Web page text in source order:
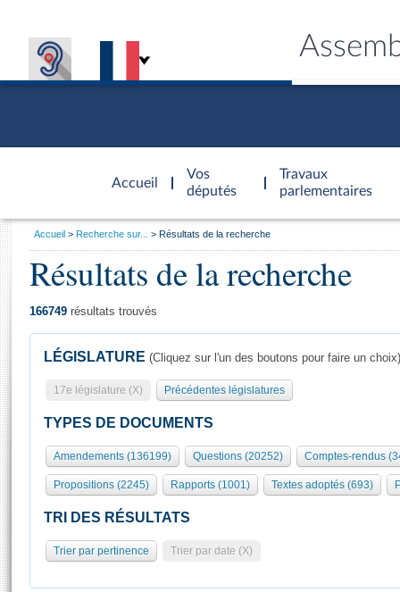
Accueil
d'accueil
Vos
députés
Travaux
parlementaires
Présidence
577 députés
Groupes politiques
Séance publique
Commissions et autres organes
Europe et International
Pétitions
Général
Rôle et pouvoirs de l'Assemblée
Organisation de l'Assemblée
Présidence Conférence des Présidents Bureau Collège des
Statistiques et chiffres clés
Visiter l'Assemblée
Visite virtuelle du palais Bourbon
Assister à une séance
Vous
Accueil Recherche sur... Résultats de la recherche
Résultats de la recherche
166749 résultats trouvés
LÉGISLATURE (Cliquez sur l'un des boutons pour faire un choix)
17e législature (X) Précédentes législatures
TYPES DE DOCUMENTS
Amendements (136199) Questions (20252) Comptes-rendus
Propositions (2245) Rapports (1001) Textes adoptés (693)
TRI DES RÉSULTATS
Trier par pertinence Trier par date (X)